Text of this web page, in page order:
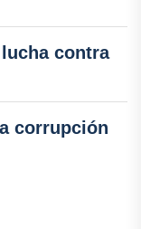
contra
corrupción